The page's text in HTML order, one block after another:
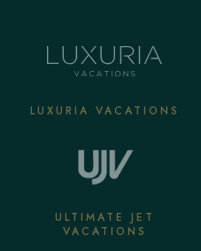
LUXURIA VACATIONS
ULTIMATE JET
VACATIONS